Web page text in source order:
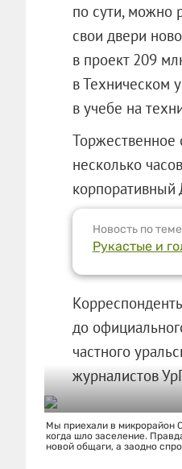
по сути, можно
свои двери
в проект 209
в Техническом
в учебе на
Торжественное
несколько
корпоративный
Новость по теме
Рукастые и
до
частного
журналистов
Мы приехали в микрорайон
когда шло заселение.
новой общаги, а заодно